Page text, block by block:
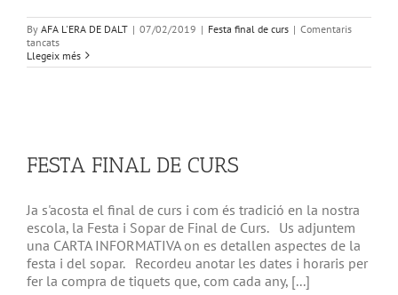
By AFA L'ERA DE DALT | 07/02/2019 | Festa final de curs | Comentaris
tancatsa
FESTA
DE
Llegeix més
FESTA FINAL DE CURS
Ja s'acosta el final de curs i com és tradició en la nostra
escola, la Festa i Sopar de Final de Curs. Us adjuntem
una CARTA INFORMATIVA on es detallen aspectes de la
festa i del sopar. Recordeu anotar les dates i horaris per
fer la compra de tiquets que, com cada any, [...]